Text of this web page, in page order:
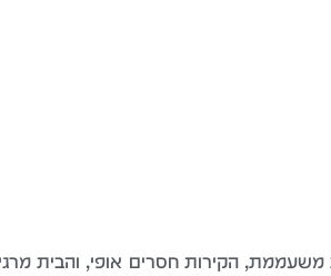
הקירות חסרים אופי, והבית